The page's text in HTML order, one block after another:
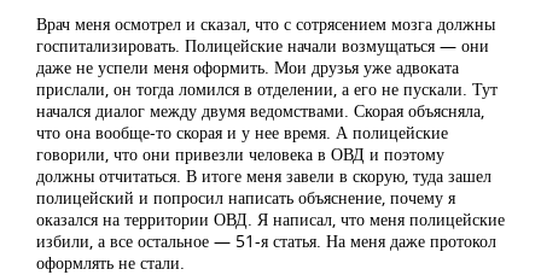
Врач меня осмотрел и сказал, что с сотрясением мозга должны
госпитализировать. Полицейские начали возмущаться — они
даже не успели меня оформить. Мои друзья уже адвоката
прислали, он тогда ломился в отделении, а его не пускали. Тут
начался диалог между двумя ведомствами. Скорая объясняла,
что она вообще-то скорая и у нее время. А полицейские
говорили, что они привезли человека в ОВД и поэтому
должны отчитаться. В итоге меня завели в скорую, туда зашел
полицейский и попросил написать объяснение, почему я
оказался на территории ОВД. Я написал, что меня полицейские
избили, а все остальное — 51-я статья. На меня даже протокол
оформлять не стали.